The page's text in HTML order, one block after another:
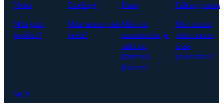
Notes
Mitä juuri
tapahtui?
Briefings
Mitä minun pitää
tietää?
Plans
Mikä on
suunnitelma, ja
mikä on
jäämässä
jälkeen?
Talking points
Mitä minun
pitäisi sanoa
tässä
palaverissa?
MCP